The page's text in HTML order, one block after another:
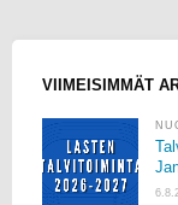
VIIMEISIMMÄT